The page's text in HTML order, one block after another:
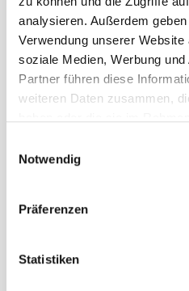
analysieren. Außerdem
Verwendung unserer
soziale Medien, Werbung
Partner führen diese
weiteren Daten zusammen,
Notwendig
Präferenzen
Statistiken
Vaude Farley